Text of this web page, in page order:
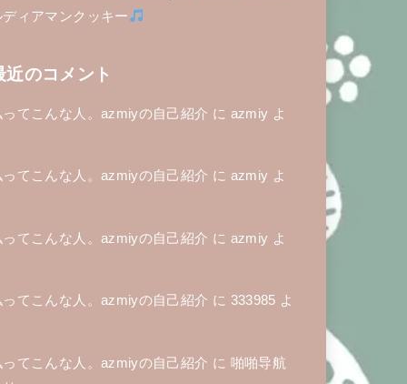
ディアマンクッキー
近のコメント
ってこんな人。azmiyの自己紹介 に azmiy よ
ってこんな人。azmiyの自己紹介 に azmiy よ
ってこんな人。azmiyの自己紹介 に azmiy よ
ってこんな人。azmiyの自己紹介 に 333985 よ
ってこんな人。azmiyの自己紹介 に 啪啪导航